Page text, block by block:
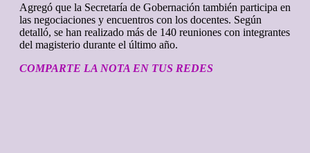
Agregó que la Secretaría de Gobernación también participa en
las negociaciones y encuentros con los docentes. Según
detalló, se han realizado más de 140 reuniones con integrantes
del magisterio durante el último año.
COMPARTE LA NOTA EN TUS REDES